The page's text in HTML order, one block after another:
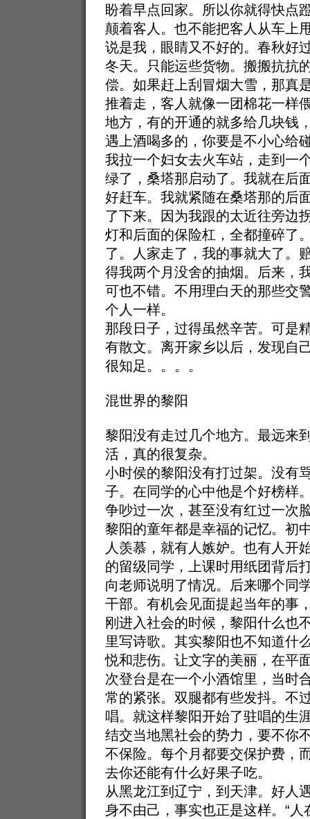
盼着早点回家。所以你就得快点
颠着客人。也不能把客人从车上
说是我，眼睛又不好的。春秋好
冬天。只能运些货物。搬搬抗抗
偿。如果赶上刮冒烟大雪，那真
推着走，客人就像一团棉花一样
地方，有的开通的就多给几块钱
遇上酒喝多的，你要是不小心给
我拉一个妇女去火车站，走到一
绿了，桑塔那启动了。我就在后
好赶车。我就紧随在桑塔那的后
了下来。因为我跟的太近往旁边
灯和后面的保险杠，全都撞碎了
了。人家走了，我的事就大了。
得我两个月没舍的抽烟。后来，
可也不错。不用理白天的那些交
个人一样。
那段日子，过得虽然辛苦。可是
有散文。离开家乡以后，发现自
很知足。。。。
混世界的黎阳
黎阳没有走过几个地方。最远来
活，真的很复杂。
小时侯的黎阳没有打过架。没有
子。在同学的心中他是个好榜样
争吵过一次，甚至没有红过一次
黎阳的童年都是幸福的记忆。初
人羡慕，就有人嫉妒。也有人开
的留级同学，上课时用纸团背后
向老师说明了情况。后来哪个同
干部。有机会见面提起当年的事
刚进入社会的时候，黎阳什么也
里写诗歌。其实黎阳也不知道什
悦和悲伤。让文字的美丽，在平
次登台是在一个小酒馆里，当时
常的紧张。双腿都有些发抖。不
唱。就这样黎阳开始了驻唱的生
结交当地黑社会的势力，要不你
不保险。每个月都要交保护费，
去你还能有什么好果子吃。
从黑龙江到辽宁，到天津。好人
身不由己，事实也正是这样。“